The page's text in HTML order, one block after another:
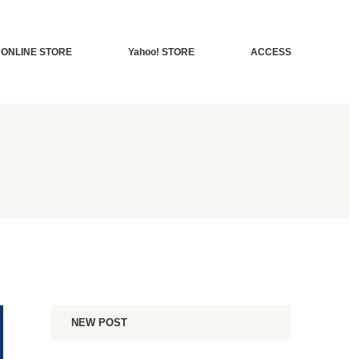
ONLINE STORE Yahoo! STORE ACCESS
NEW POST